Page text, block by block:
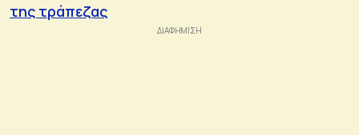
της τράπεζας